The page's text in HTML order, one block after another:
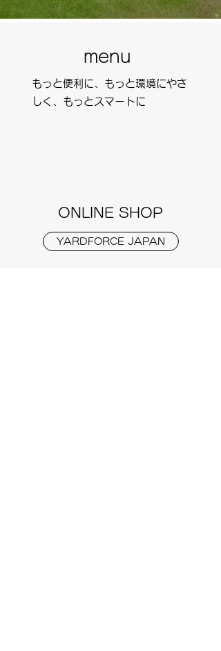
menu​
​​もっと便利に、もっと環境にやさ
しく、もっとスマートに
​​ONLINE SHOP
YARDFORCE JAPAN